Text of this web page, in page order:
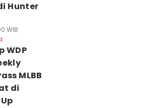
Hunter
WIB
WDP
MLBB
di